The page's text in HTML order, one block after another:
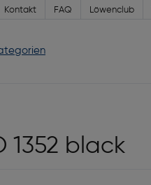
Kontakt FAQ Löwenclub
1352 black